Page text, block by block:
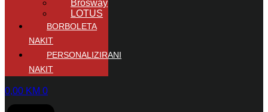
Brosway
LOTUS
BORBOLETA
NAKIT
PERSONALIZIRANI
NAKIT
0,00 KM 0